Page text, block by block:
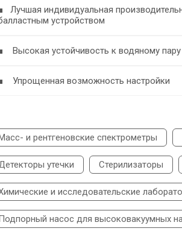
Лучшая индивидуальная
устройством
Высокая устойчивость к водяному пару
Упрощенная возможность настройки
Масс- и рентгеновские спектрометры
утечки Стерилизаторы
и исследовательские
Подпорный насос для высоковакуумных